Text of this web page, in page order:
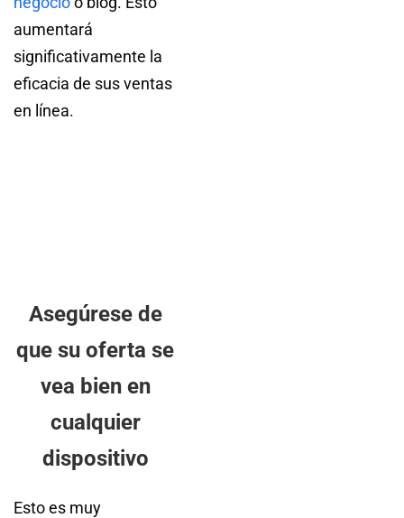
aumentará
significativamente la
eficacia de sus ventas
en línea.
Asegúrese de
que su oferta se
vea bien en
cualquier
dispositivo
Esto es muy